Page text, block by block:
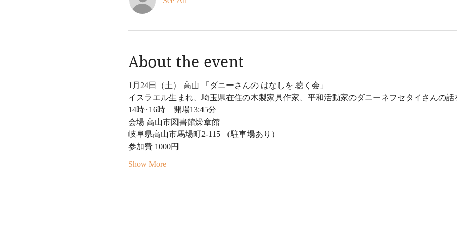
About the event
1月24日（土） 高山 「ダニーさんの はなしを 聴く会」
イスラエル生まれ、埼玉県在住の木製家具作家、平和活動家のダニーネフセタイさんの
14時~16時　開場13:45分
会場 高山市図書館燥章館
岐阜県高山市馬場町2-115 （駐車場あり）
参加費 1000円
Show More